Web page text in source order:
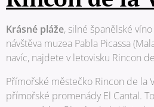
Krásné pláže, silné španělské
návštěva muzea Pabla Picassa
navíc, najdete v letovisku Rincon
Přímořské městečko Rincon de la
přímořské promenády El Cantal.